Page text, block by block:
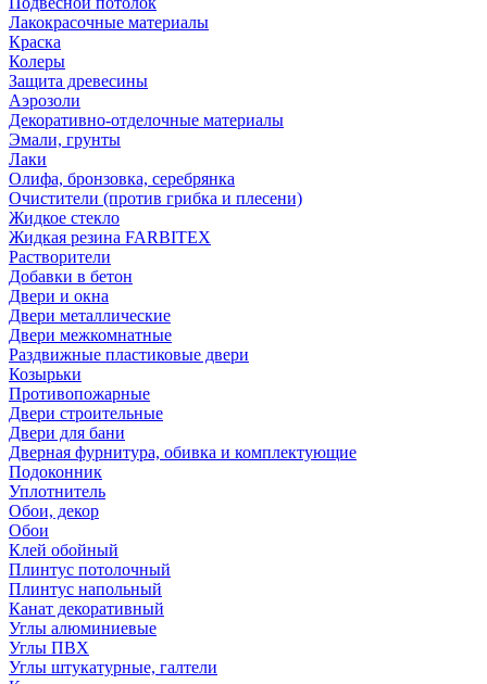
Лакокрасочные материалы
Краска
Колеры
Защита древесины
Аэрозоли
Декоративно-отделочные материалы
Эмали, грунты
Лаки
Олифа, бронзовка, серебрянка
Очистители (против грибка и плесени)
Жидкое стекло
Жидкая резина FARBITEX
Растворители
Добавки в бетон
Двери и окна
Двери металлические
Двери межкомнатные
Раздвижные пластиковые двери
Козырьки
Противопожарные
Двери строительные
Двери для бани
Дверная фурнитура, обивка и комплектующие
Подоконник
Уплотнитель
Обои, декор
Обои
Клей обойный
Плинтус потолочный
Плинтус напольный
Канат декоративный
Углы алюминиевые
Углы ПВХ
Углы штукатурные, галтели